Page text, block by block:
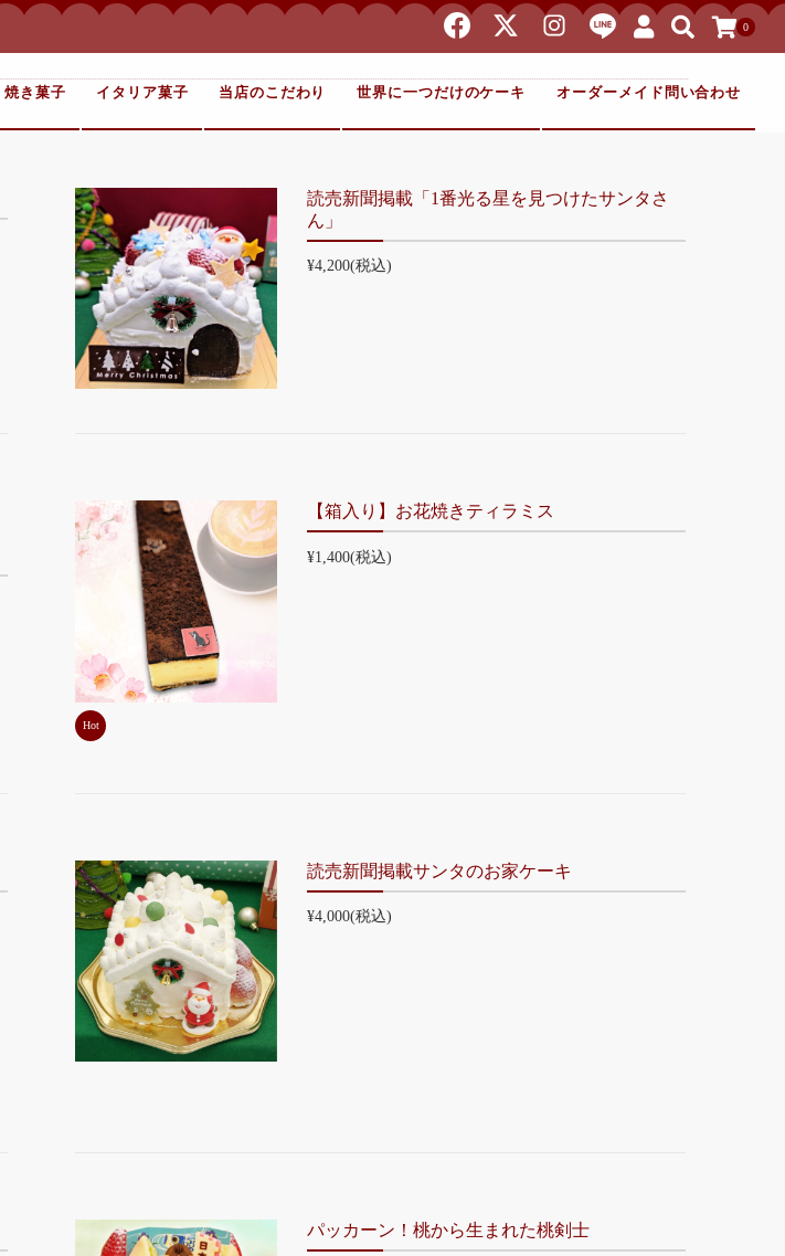
0
焼き菓子 イタリア菓子 当店のこだわり 世界に一つだけのケーキ オーダーメイド問い合わせ
読売新聞掲載「1番光る星を見つけたサンタさ
ん」
¥4,200(税込)
Hot
【箱入り】お花焼きティラミス
¥1,400(税込)
読売新聞掲載サンタのお家ケーキ
¥4,000(税込)
パッカーン！桃から生まれた桃剣士